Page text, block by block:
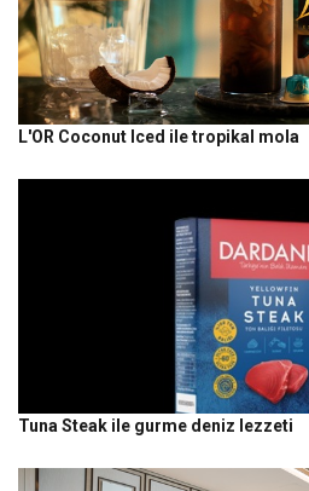
L'OR Coconut Iced ile tropikal mola
Tuna Steak ile gurme deniz lezzeti